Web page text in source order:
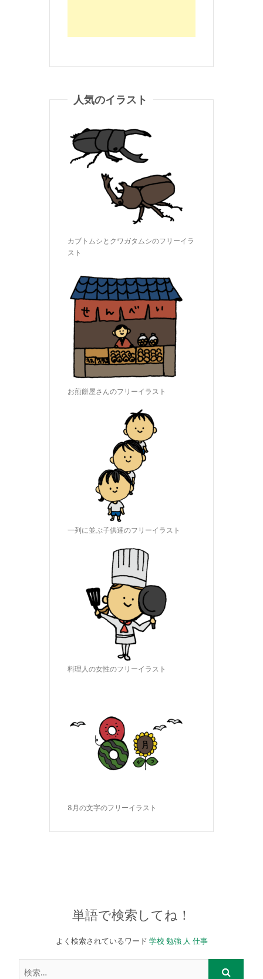
人気のイラスト
カブトムシとクワガタムシのフリーイラ
スト
お煎餅屋さんのフリーイラスト
一列に並ぶ子供達のフリーイラスト
料理人の女性のフリーイラスト
8月の文字のフリーイラスト
単語で検索してね！
よく検索されているワード 学校 勉強 人 仕事